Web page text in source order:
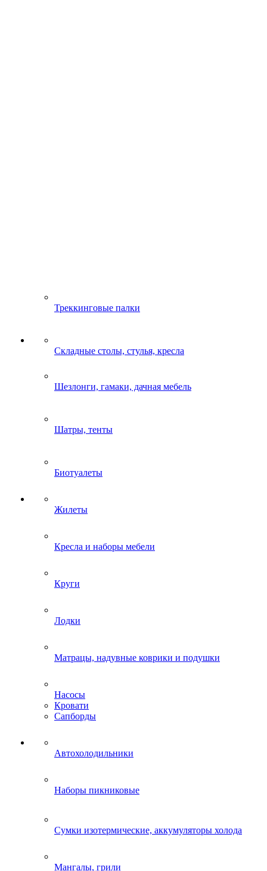
Треккинговые палки
Складные столы, стулья, кресла
Шезлонги, гамаки, дачная мебель
Шатры, тенты
Биотуалеты
Жилеты
Кресла и наборы мебели
Круги
Лодки
Матрацы, надувные коврики и подушки
Насосы
Кровати
Сапборды
Автохолодильники
Наборы пикниковые
Сумки изотермические, аккумуляторы холода
Мангалы, грили